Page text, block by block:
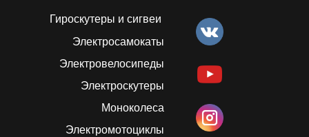
Гироскутеры и сигвеи
Электросамокаты
Электровелосипеды
Электроскутеры
Моноколеса
Электромотоциклы